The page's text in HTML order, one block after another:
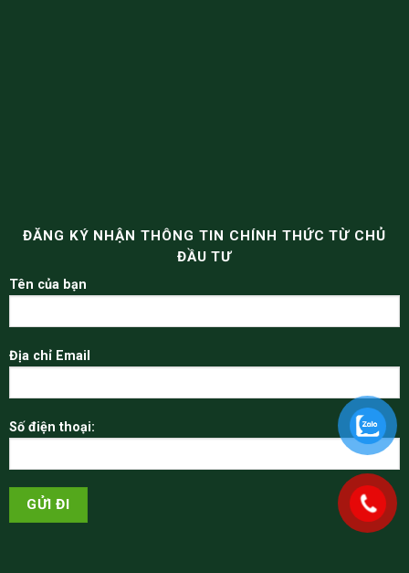
ĐĂNG KÝ NHẬN THÔNG TIN CHÍNH THỨC TỪ CHỦ
ĐẦU TƯ
Tên của bạn
Địa chỉ Email
Số điện thoại: